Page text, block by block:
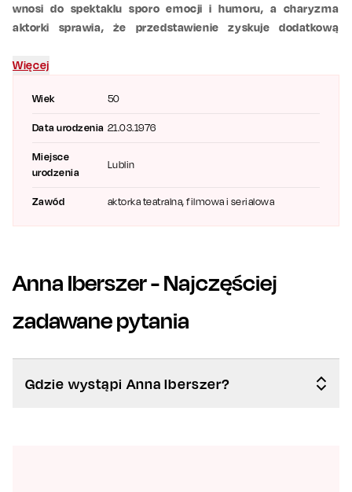
Wiek 50
Data urodzenia 21.03.1976
Miejsce
urodzenia
Lublin
Zawód aktorka teatralna, filmowa i serialowa
wnosi do spektaklu sporo emocji i humoru, a charyzma
aktorki sprawia, że przedstawienie zyskuje dodatkową
Więcej
Anna Iberszer- Najczęściej
zadawane pytania
Gdzie wystąpi Anna Iberszer?